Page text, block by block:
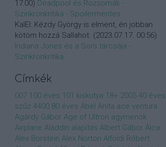
17:00) Deadpool és Rozsomák -
Szinkronkritika - Spoilermentes
KalEl: Kézdy György is elment, én jobban
kötöm hozzá Sallahot. (2023.07.17. 00:56)
Indiana Jones és a Sors tárcsája -
Szinkronkritika
Címkék
007 100 éves 101 kiskutya 18+ 2005 40 éves
szűz 4400 80 éves Ábel Anita ace ventura
Agárdy Gábor Age of Ultron agymenok
Airplane Aladdin alapítás Albert Gábor Álca
Alex Borstein Alex Norton Alföldi Róbert